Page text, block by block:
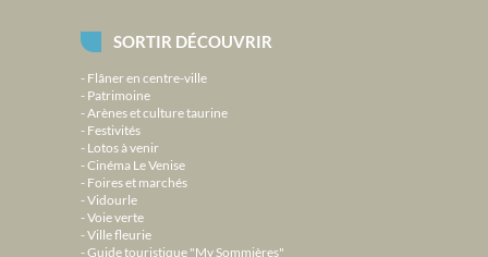
SORTIR DÉCOUVRIR
Flâner en centre-ville
Patrimoine
Arènes et culture taurine
Festivités
Lotos à venir
Cinéma Le Venise
Foires et marchés
Vidourle
Voie verte
Ville fleurie
Guide touristique "My Sommières"